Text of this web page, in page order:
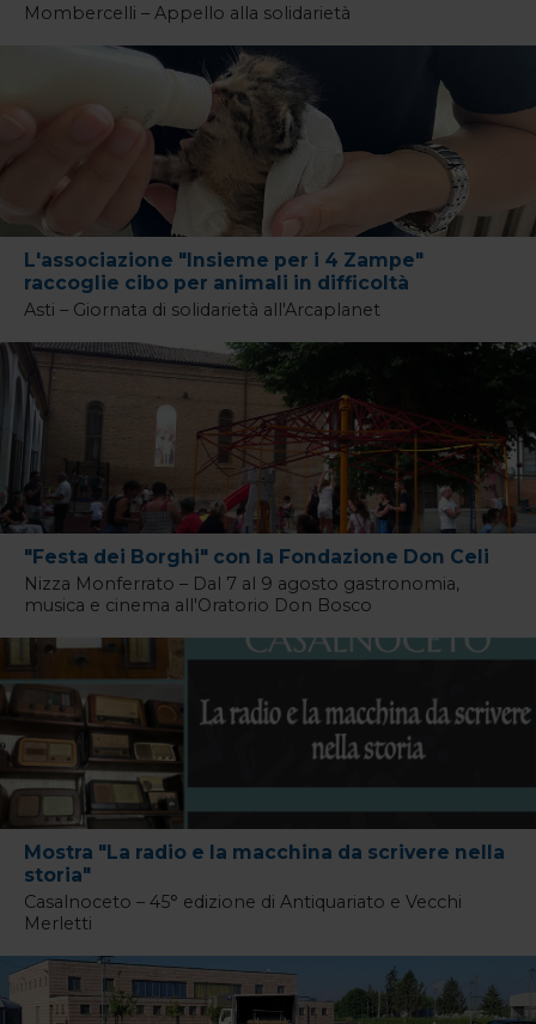
Mombercelli – Appello alla solidarietà
L'associazione "Insieme per i 4 Zampe"
raccoglie cibo per animali in difficoltà
Asti – Giornata di solidarietà all'Arcaplanet
"Festa dei Borghi" con la Fondazione Don Celi
Nizza Monferrato – Dal 7 al 9 agosto gastronomia,
musica e cinema all'Oratorio Don Bosco
Mostra "La radio e la macchina da scrivere nella
storia"
Casalnoceto – 45° edizione di Antiquariato e Vecchi
Merletti